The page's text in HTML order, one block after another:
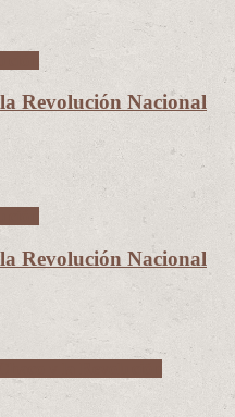
Revolución Nacional
Revolución Nacional